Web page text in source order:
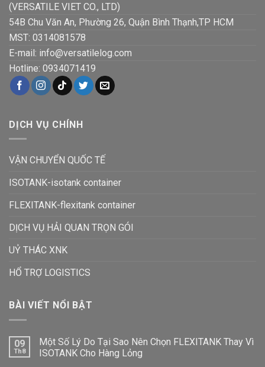
(VERSATILE VIET CO., LTD)
54B Chu Văn An, Phường 26, Quận Bình Thạnh,TP HCM
MST: 0314081578
E-mail: info@versatilelog.com
Hotline: 0934071419
DỊCH VỤ CHÍNH
VẬN CHUYỂN QUỐC TẾ
ISOTANK-isotank container
FLEXITANK-flexitank container
DỊCH VỤ HẢI QUAN TRỌN GÓI
UỶ THÁC XNK
HỔ TRỢ LOGISTICS
BÀI VIẾT NỔI BẬT
09
Th8
Một Số Lý Do Tại Sao Nên Chọn FLEXITANK Thay Vì
ISOTANK Cho Hàng Lỏng